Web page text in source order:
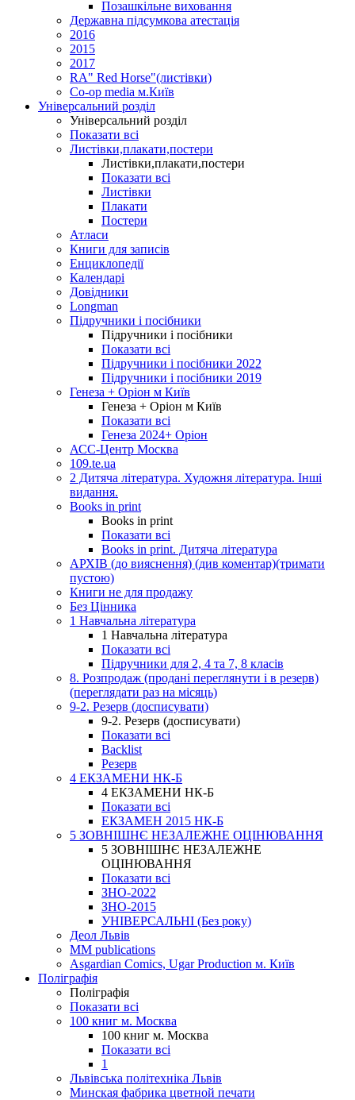
Позашкільне виховання
Державна підсумкова атестація
2016
2015
2017
RA" Red Horse"(листівки)
Co-op media м.Київ
Універсальний розділ
Універсальний розділ
Показати всі
Листівки,плакати,постери
Листівки,плакати,постери
Показати всі
Листівки
Плакати
Постери
Атласи
Книги для записів
Енциклопедії
Календарі
Довідники
Longman
Підручники і посібники
Підручники і посібники
Показати всі
Підручники і посібники 2022
Підручники і посібники 2019
Генеза + Оріон м Київ
Генеза + Оріон м Київ
Показати всі
Генеза 2024+ Оріон
АСС-Центр Москва
109.te.ua
2 Дитяча література. Художня література. Інші
видання.
Books in print
Books in print
Показати всі
Books in print. Дитяча література
АРХІВ (до вияснення) (див коментар)(тримати
пустою)
Книги не для продажу
Без Цінника
1 Навчальна література
1 Навчальна література
Показати всі
Підручники для 2, 4 та 7, 8 класів
8. Розпродаж (продані переглянути і в резерв)
(переглядати раз на місяць)
9-2. Резерв (досписувати)
9-2. Резерв (досписувати)
Показати всі
Backlist
Резерв
4 ЕКЗАМЕНИ НК-Б
4 ЕКЗАМЕНИ НК-Б
Показати всі
ЕКЗАМЕН 2015 НК-Б
5 ЗОВНІШНЄ НЕЗАЛЕЖНЕ ОЦІНЮВАННЯ
5 ЗОВНІШНЄ НЕЗАЛЕЖНЕ
ОЦІНЮВАННЯ
Показати всі
ЗНО-2022
ЗНО-2015
УНІВЕРСАЛЬНІ (Без року)
Деол Львів
MM publications
Asgardian Comics, Ugar Production м. Київ
Поліграфія
Поліграфія
Показати всі
100 книг м. Москва
100 книг м. Москва
Показати всі
1
Львівська політехніка Львів
Минская фабрика цветной печати